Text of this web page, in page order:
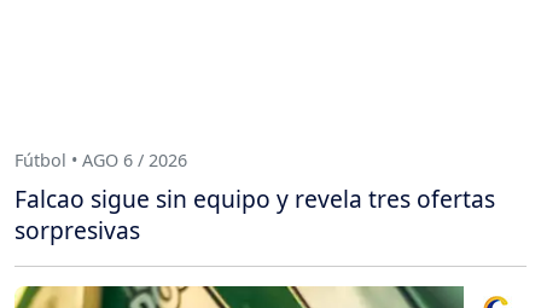
Fútbol • AGO 6 / 2026
Falcao sigue sin equipo y revela tres ofertas
sorpresivas